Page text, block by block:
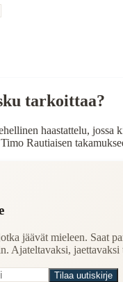
cultural wisdom
speeches or writing
tarkoittaa?
haastattelu, jossa
Rautiaisen
jäävät mieleen. Saat
Ajateltavaksi, jaettavaksi
Tilaa uutiskirje